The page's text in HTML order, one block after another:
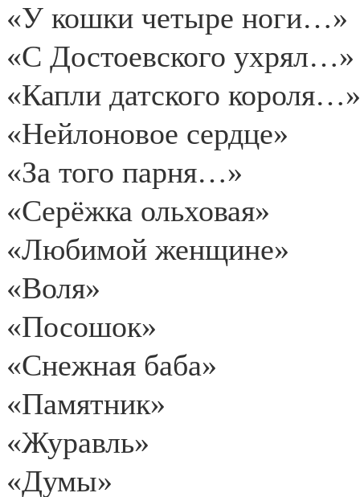
«У кошки четыре ноги…»
«С Достоевского ухрял…»
«Капли датского короля…»
«Нейлоновое сердце»
«За того парня…»
«Серёжка ольховая»
«Любимой женщине»
«Воля»
«Посошок»
«Снежная баба»
«Памятник»
«Журавль»
«Думы»